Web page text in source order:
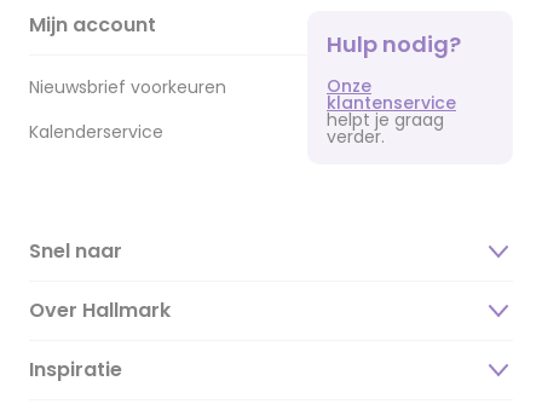
Mijn account
Nieuwsbrief voorkeuren
Kalenderservice
Hulp nodig?
Onze
klantenservice
helpt je graag
verder.
Snel naar
Over Hallmark
Over ons
Inspiratie